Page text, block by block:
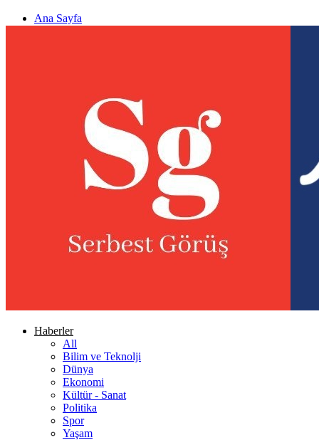
Ana Sayfa
Haberler
All
Bilim ve Teknolji
Dünya
Ekonomi
Kültür - Sanat
Politika
Spor
Yaşam